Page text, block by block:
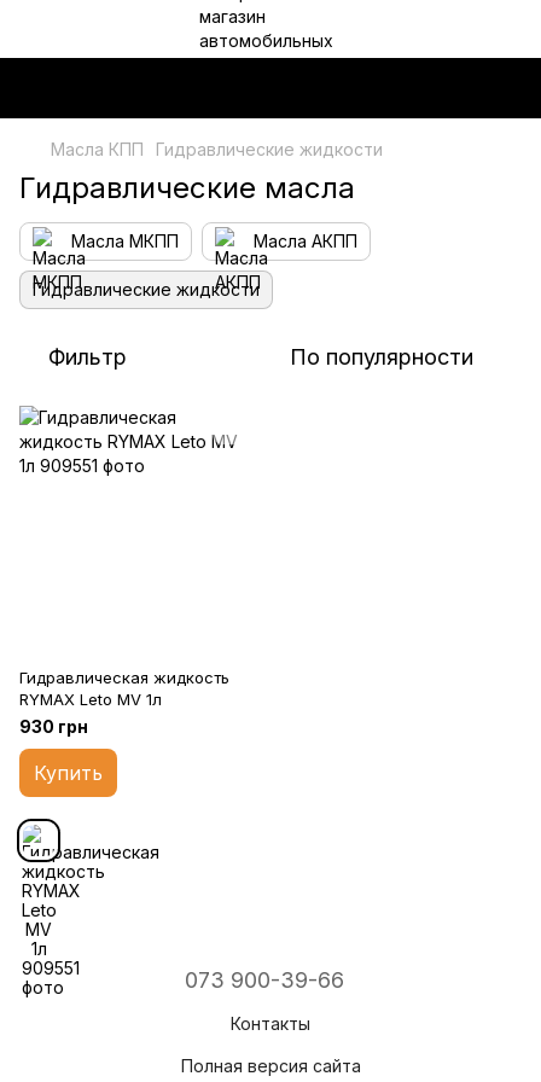
Масла КПП Гидравлические жидкости
Гидравлические масла
Масла МКПП Масла АКПП
Гидравлические жидкости
Фильтр По популярности
Гидравлическая жидкость
RYMAX Leto MV 1л
930 грн
Купить
073 900-39-66
Контакты
Полная версия сайта